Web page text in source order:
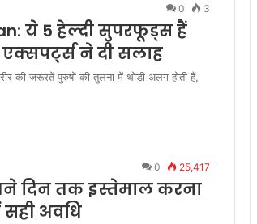
0 3
ये 5 हेल्दी सुपरफूड्स हैं
ने दी सलाह
जरूरतें पुरुषों की तुलना में थोड़ी अलग होती हैं,
0 25,417
दिन तक इस्तेमाल करना
अवधि